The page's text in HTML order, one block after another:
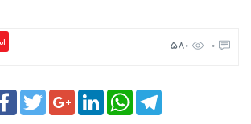
0
580
TwitterGoogle+LinkedIn
WhatsAppTelegram